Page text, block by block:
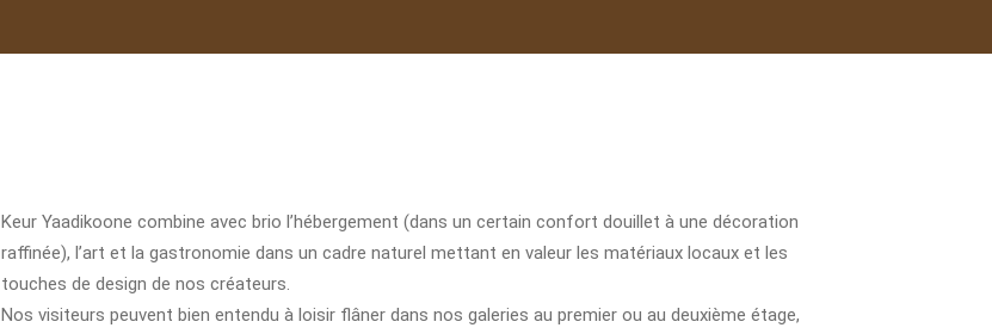
Keur Yaadikoone combine avec brio l’hébergement (dans un certain confort douillet à une décoration
raffinée), l’art et la gastronomie dans un cadre naturel mettant en valeur les matériaux locaux et les
touches de design de nos créateurs.
Nos visiteurs peuvent bien entendu à loisir flâner dans nos galeries au premier ou au deuxième étage,